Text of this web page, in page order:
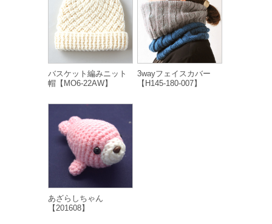
バスケット編みニット
帽【MO6-22AW】
3wayフェイスカバー
【H145-180-007】
あざらしちゃん
【201608】